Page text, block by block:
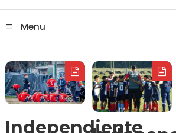
Menu
Independiente